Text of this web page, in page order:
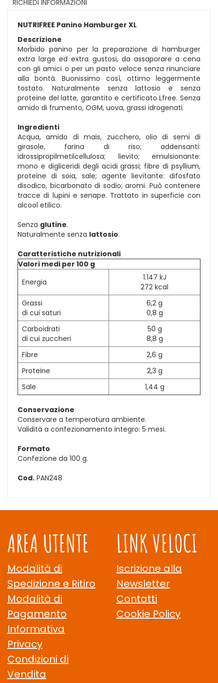
RICHIEDI INFORMAZIONI
NUTRIFREE Panino Hamburger XL
Descrizione
Morbido panino per la preparazione di hamburger
extra large ed extra gustosi, da assaporare a cena
con gli amici o per un pasto veloce senza rinunciare
alla bontà. Buonissimo così, ottimo leggermente
tostato. Naturalmente senza lattosio e senza
proteine del latte, garantito e certificato Lfree. Senza
amido di frumento, OGM, uova, grassi idrogenati.
Ingredienti
Acqua, amido di mais, zucchero, olio di semi di
girasole, farina di riso; addensanti:
idrossipropilmetilcellulosa; lievito; emulsionante:
mono e digliceridi degli acidi grassi; fibre di psyllium,
proteine di soia, sale; agente lievitante: difosfato
disodico, bicarbonato di sodio; aromi. Può contenere
tracce di lupini e senape. Trattato in superficie con
alcool etilico.
Senza glutine.
Naturalmente senza lattosio.
Caratteristiche nutrizionali
Valori medi per 100 g
Energia
1.147 kJ
272 kcal
Grassi
di cui saturi
6,2 g
0,8 g
Carboidrati
di cui zuccheri
50 g
8,8 g
Fibre
2,6 g
Proteine
2,3 g
Sale
1,44 g
Conservazione
Conservare a temperatura ambiente.
Validità a confezionamento integro: 5 mesi.
Formato
Confezione da 100 g.
Cod. PAN248
AREA UTENTE
Modalità di
Spedizione e Ritiro
Modalità di
Pagamento
Informativa
Privacy
Condizioni di
Vendita
LINK VELOCI
Iscrizione alla
Newsletter
Contatti
Cookie Policy